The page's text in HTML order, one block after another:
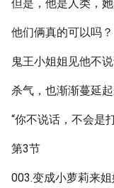
但是，他是人类，她
他们俩真的可以吗？
鬼王小姐姐见他不
杀气，也渐渐蔓延起
“你不说话，不会是
第3节
003.变成小萝莉来姐